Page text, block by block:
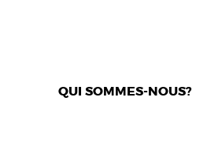
QUI SOMMES-NOUS?